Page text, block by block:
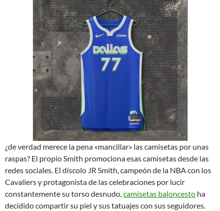
¿de verdad merece la pena «mancillar» las camisetas por unas
raspas? El propio Smith promociona esas camisetas desde las
redes sociales. El díscolo JR Smith, campeón de la NBA con los
Cavaliers y protagonista de las celebraciones por lucir
constantemente su torso desnudo,camisetas baloncesto ha
decidido compartir su piel y sus tatuajes con sus seguidores.